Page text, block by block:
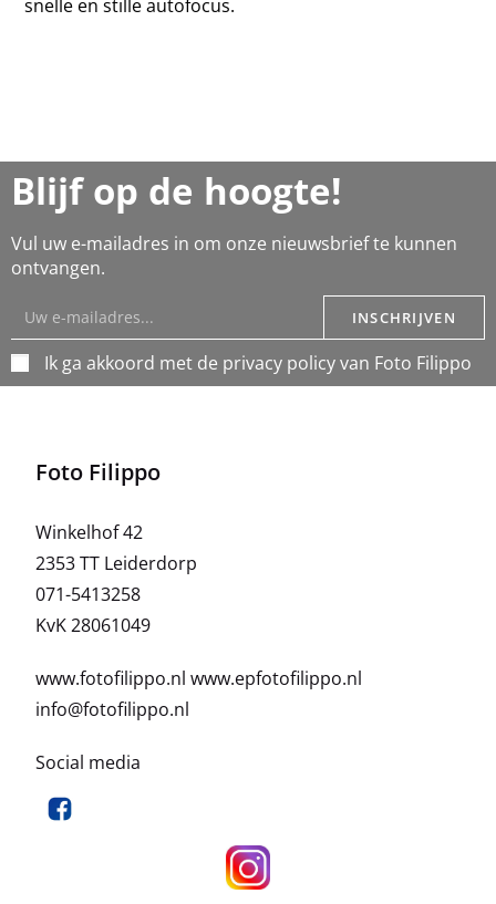
snelle en stille autofocus.
Blijf op de hoogte!
Vul uw e-mailadres in om onze nieuwsbrief te kunnen
ontvangen.
Ik ga akkoord met de privacy policy van Foto Filippo
INSCHRIJVEN
Foto Filippo
Winkelhof 42
2353 TT Leiderdorp
071-5413258
KvK 28061049
www.fotofilippo.nlwww.epfotofilippo.nl
info@fotofilippo.nl
Social media